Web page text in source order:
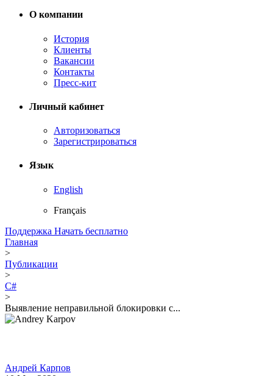
О компании
История
Клиенты
Вакансии
Контакты
Пресс-кит
Личный кабинет
Авторизоваться
Зарегистрироваться
Язык
English
Français
Поддержка Начать бесплатно
Главная
>
Публикации
>
C#
>
Выявление неправильной блокировки с...
Андрей Карпов